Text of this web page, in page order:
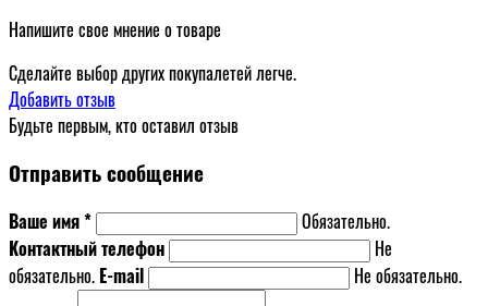
Напишите свое мнение о товаре
Сделайте выбор других покупалетей легче.
Добавить отзыв
Будьте первым, кто оставил отзыв
Отправить сообщение
Ваше имя *
Обязательно.
Контактный телефон
Не
обязательно. E-mail
Не обязательно.